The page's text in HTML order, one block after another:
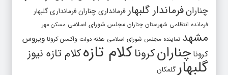
چنارانفرماندار گلبهار فرمانداری چنارانفرمانداری گلبهار
فرمانده انتظامی شهرستان چناران مجلس شورای اسلامی مسکن مهر
مشهد نماینده مجلس شورای اسلامی هفته دولت واکسن کرونا ویروس
کرونا چنارانکروناکلام تازهکلام تازه نیوز
گلبهارگلمکان